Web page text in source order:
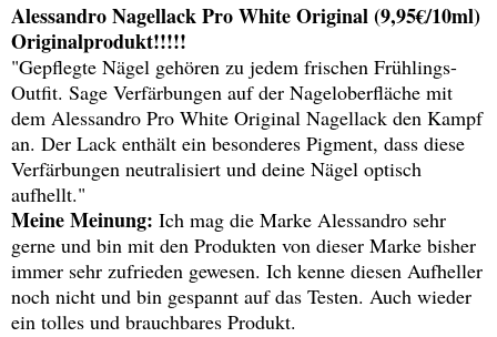
Alessandro Nagellack Pro White Original (9,95€/10ml)
Originalprodukt!!!!!
"Gepflegte Nägel gehören zu jedem frischen Frühlings-
Outfit. Sage Verfärbungen auf der Nageloberfläche mit
dem Alessandro Pro White Original Nagellack den Kampf
an. Der Lack enthält ein besonderes Pigment, dass diese
Verfärbungen neutralisiert und deine Nägel optisch
aufhellt."
Meine Meinung: Ich mag die Marke Alessandro sehr
gerne und bin mit den Produkten von dieser Marke bisher
immer sehr zufrieden gewesen. Ich kenne diesen Aufheller
noch nicht und bin gespannt auf das Testen. Auch wieder
ein tolles und brauchbares Produkt.